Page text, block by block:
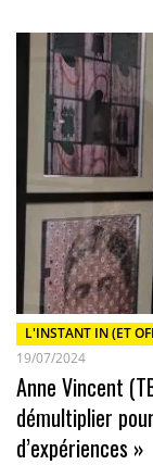
L'INSTANT IN (ET
19/07/2024
Anne Vincent
démultiplier
d’expériences »